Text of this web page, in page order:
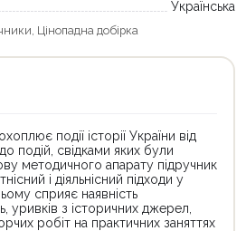
Українська
Цінопадна добірка
події історії України від
подій, свідками яких були
методичного апарату підручник
і діяльнісний підходи у
сприяє наявність
уривків з історичних джерел,
робіт на практичних заняттях